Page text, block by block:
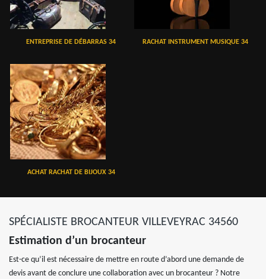
ENTREPRISE DE DÉBARRAS 34 RACHAT INSTRUMENT MUSIQUE 34
ACHAT RACHAT DE BIJOUX 34
SPÉCIALISTE BROCANTEUR VILLEVEYRAC 34560
Estimation d’un brocanteur
Est-ce qu’il est nécessaire de mettre en route d’abord une demande de
devis avant de conclure une collaboration avec un brocanteur ? Notre